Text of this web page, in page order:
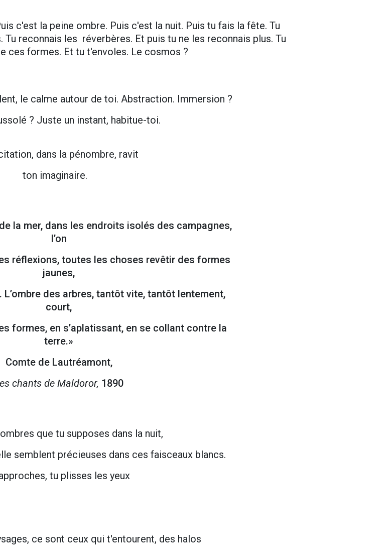
c'est la peine ombre. Puis c'est la nuit. Puis tu fais la fête. Tu
reconnais les réverbères. Et puis tu ne les reconnais plus. Tu
ces formes. Et tu t'envoles. Le cosmos ?
le calme autour de toi. Abstraction. Immersion ?
? Juste un instant, habitue-toi.
dans la pénombre, ravit
ton imaginaire.
la mer, dans les endroits isolés des campagnes,
l’on
réflexions, toutes les choses revêtir des formes
jaunes,
des arbres, tantôt vite, tantôt lentement,
court,
formes, en s’aplatissant, en se collant contre la
terre.»
Comte de Lautréamont,
chants de Maldoror, 1890
que tu supposes dans la nuit,
semblent précieuses dans ces faisceaux blancs.
tu plisses les yeux
ce sont ceux qui t'entourent, des halos